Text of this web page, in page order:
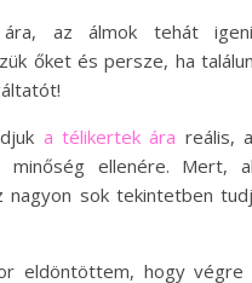
az álmok tehát
őket és persze, ha
a télikertek ára reális,
minőség ellenére. Mert,
nagyon sok tekintetben
eldöntöttem, hogy végre